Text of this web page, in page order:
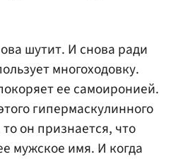
шутит. И снова ради
многоходовку.
ее самоиронией.
гипермаскулинного
он признается, что
мужское имя. И когда